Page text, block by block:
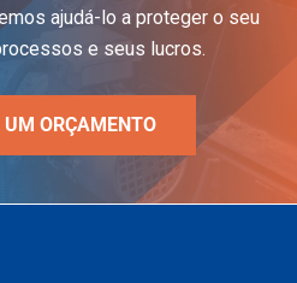
ajudá-lo a proteger o seu
e seus lucros.
ORÇAMENTO